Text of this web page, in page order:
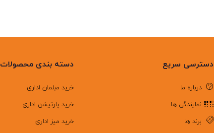
دسترسی سریع
درباره ما
نمایندگی ها
برند ها
دسته بندی محصولات
خرید مبلمان اداری
خرید پارتیشن اداری
خرید میز اداری